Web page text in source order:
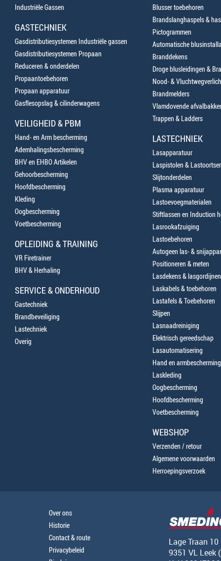
Industriële Gassen
GASTECHNIEK
Gasdistributiesystemen Industriële gassen
Gasdistributiesystemen Propaan
Reduceren & onderdelen
Propaantoebehoren
Propaan apparatuur
Gasflesopslag & cilinderwagens
VEILIGHEID & PBM
Hand- en Arm bescherming
Ademhalingsbescherming
BHV en EHBO Artikelen
Gehoorbescherming
Hoofdbescherming
Kleding
Oogbescherming
Voetbescherming
OPLEIDING & TRAINING
VR Firetrainer
BHV & Herhaling
SERVICE & ONDERHOUD
Gastechniek
Brandbeveiliging
Lastechniek
Overig
Blusser toebehoren
Brandslanghaspels &
Pictogrammen
Automatische
Branddekens
Droge blusleidingen &
Nood- &
Brandmelders
Vlamdovende
Trappen & Ladders
LASTECHNIEK
Lasapparatuur
Laspistolen &
Slijtonderdelen
Plasma apparatuur
Lastoevoegmaterialen
Stiftlassen en Induction
Lasrookafzuiging
Lastoebehoren
Autogeen las- &
Positioneren & meten
Lasdekens & lasgordijnen
Laskabels & toebehoren
Lastafels & Toebehoren
Slijpen
Lasnaadreiniging
Elektrisch gereedschap
Lasautomatisering
Hand en armbescherming
Laskleding
Oogbescherming
Hoofdbescherming
Voetbescherming
WEBSHOP
Verzenden / retour
Algemene voorwaarden
Herroepingsverzoek
Over ons
Historie
Contact & route
Privacybeleid
Lage Traan 10
9351 VL Leek